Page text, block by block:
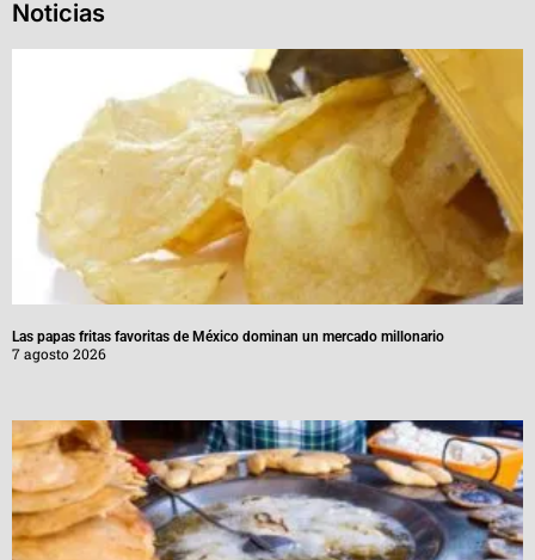
Noticias
Las papas fritas favoritas de México dominan un mercado millonario
7 agosto 2026